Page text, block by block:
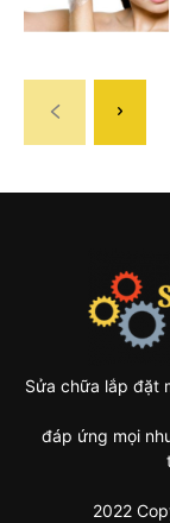
Sửa chữa lắp đặt
đáp ứng mọi
2022